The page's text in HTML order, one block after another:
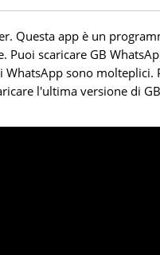
Questa app è un
Puoi scaricare GB
sono molteplici.
l'ultima versione di